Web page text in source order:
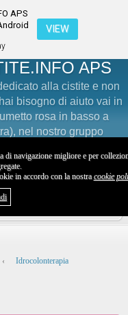
APS
VIEW
APS
alla cistite e non
bisogno di aiuto vai in
rosa in basso a
nel nostro gruppo
‹ Idrocolonterapia
di navigazione migliore e per
in accordo con la nostracookie